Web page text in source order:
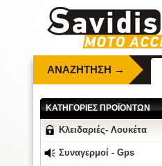
ΑΝΑΖΗΤΗΣΗ →
ΚΑΤΗΓΟΡΙΕΣ ΠΡΟΪΟΝΤΩΝ
Κλειδαριές- Λουκέτα
Συναγερμοί - Gps